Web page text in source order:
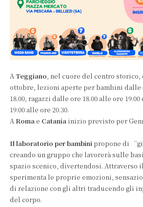
A Teggiano, nel cuore del centro storico,
ottobre, lezioni aperte per bambini dalle
18.00, ragazzi dalle ore 18.00 alle ore
19.00 alle ore 20.30.
ARomae Catania inizio previsto per
Il laboratorio per bambinipropone di
creando un gruppo che lavorerà sulle
spazio scenico, divertendosi. Attraverso
sperimenta le proprie emozioni,
di relazione con gli altri traducendo gli
del corpo.